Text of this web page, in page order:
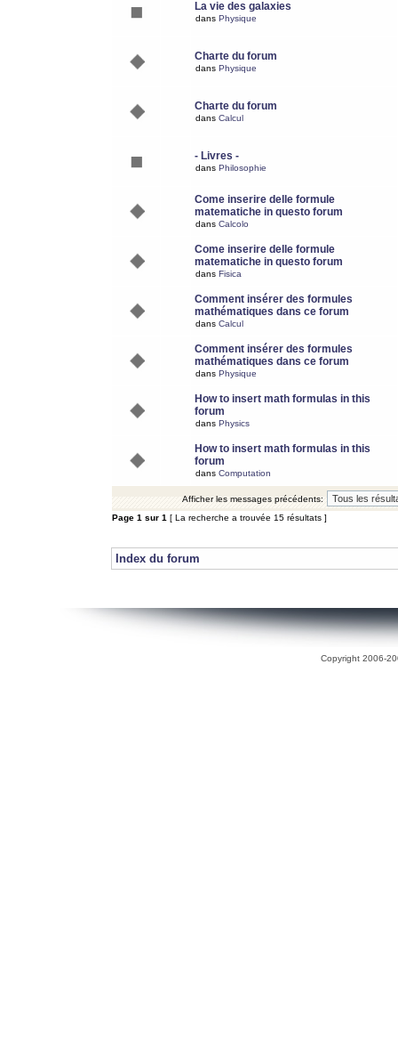
La vie des galaxies
dans Physique
Charte du forum
dans Physique
Charte du forum
dans Calcul
- Livres -
dans Philosophie
Come inserire delle formule
matematiche in questo forum
dans Calcolo
Come inserire delle formule
matematiche in questo forum
dans Fisica
Comment insérer des formules
mathématiques dans ce forum
dans Calcul
Comment insérer des formules
mathématiques dans ce forum
dans Physique
How to insert math formulas in this
forum
dans Physics
How to insert math formulas in this
forum
dans Computation
Afficher les messages précédents:
Page 1 sur 1 [ La recherche a trouvée 15 résultats ]
Index du forum
Copyright 2006-